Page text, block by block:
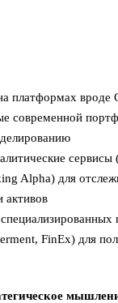
платформах вроде
современной
сервисы
Alpha) для
активов
FinEx) для